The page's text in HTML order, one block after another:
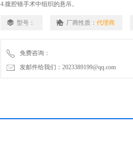
4.腹腔镜手术中组织的悬吊。
6.小儿疝囊高位结扎。
型号： 厂商性质： 代理商
免费咨询：
发邮件给我们：2023389199@qq.com